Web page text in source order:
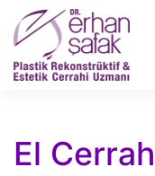
Skip to main
El